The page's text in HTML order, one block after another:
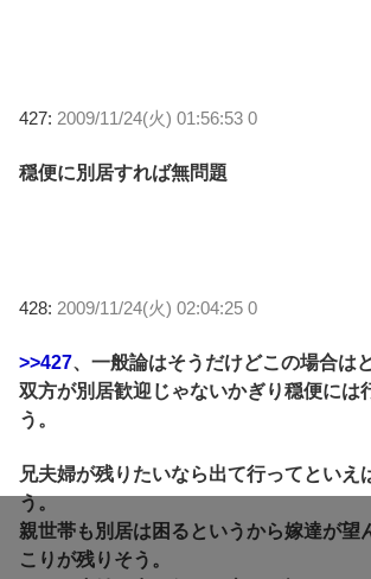
427: 2009/11/24(火) 01:56:53 0
穏便に別居すれば無問題
428: 2009/11/24(火) 02:04:25 0
>>427、一般論はそうだけどこの場合は
双方が別居歓迎じゃないかぎり穏便には
う。
兄夫婦が残りたいなら出て行ってといえ
う。
親世帯も別居は困るというから嫁達が望
こりが残りそう。